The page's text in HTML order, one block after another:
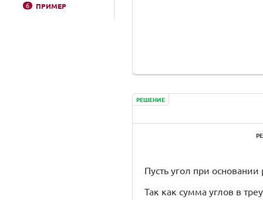
6 ПРИМЕР
РЕШЕНИЕ
Пусть угол при
Так как сумма углов в